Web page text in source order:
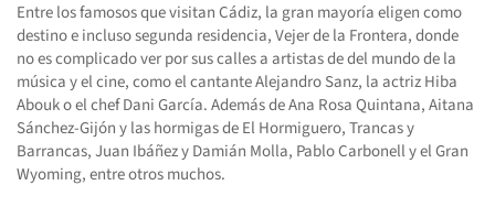
Entre los famosos que visitan Cádiz, la gran mayoría eligen como
destino e incluso segunda residencia, Vejer de la Frontera, donde
no es complicado ver por sus calles a artistas de del mundo de la
música y el cine, como el cantante Alejandro Sanz, la actriz Hiba
Abouk o el chef Dani García. Además de Ana Rosa Quintana, Aitana
Sánchez-Gijón y las hormigas de El Hormiguero, Trancas y
Barrancas, Juan Ibáñez y Damián Molla, Pablo Carbonell y el Gran
Wyoming, entre otros muchos.